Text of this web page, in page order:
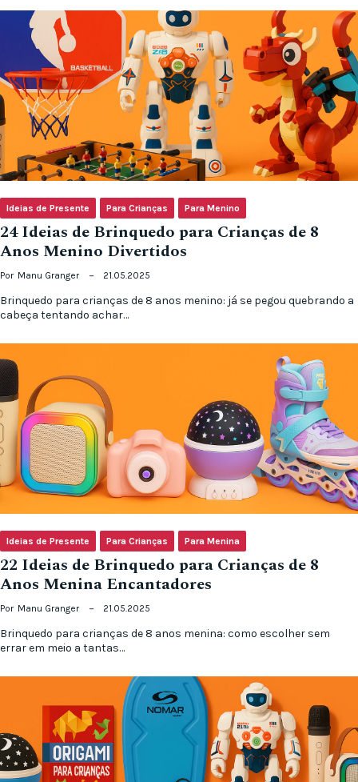
Ideias de Presente Para Crianças Para Menino
24 Ideias de Brinquedo para Crianças de 8
Anos Menino Divertidos
Por Manu Granger 21.05.2025
Brinquedo para crianças de 8 anos menino: já se pegou quebrando a
cabeça tentando achar…
Ideias de Presente Para Crianças Para Menina
22 Ideias de Brinquedo para Crianças de 8
Anos Menina Encantadores
Por Manu Granger 21.05.2025
Brinquedo para crianças de 8 anos menina: como escolher sem
errar em meio a tantas…